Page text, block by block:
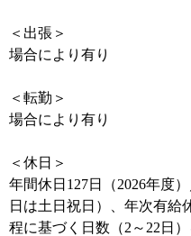
＜出張＞
場合により有り
＜転勤＞
場合により有り
＜休日＞
年間休日127日（2026年度
日は土日祝日）、年次有給
程に基づく日数（2～22日